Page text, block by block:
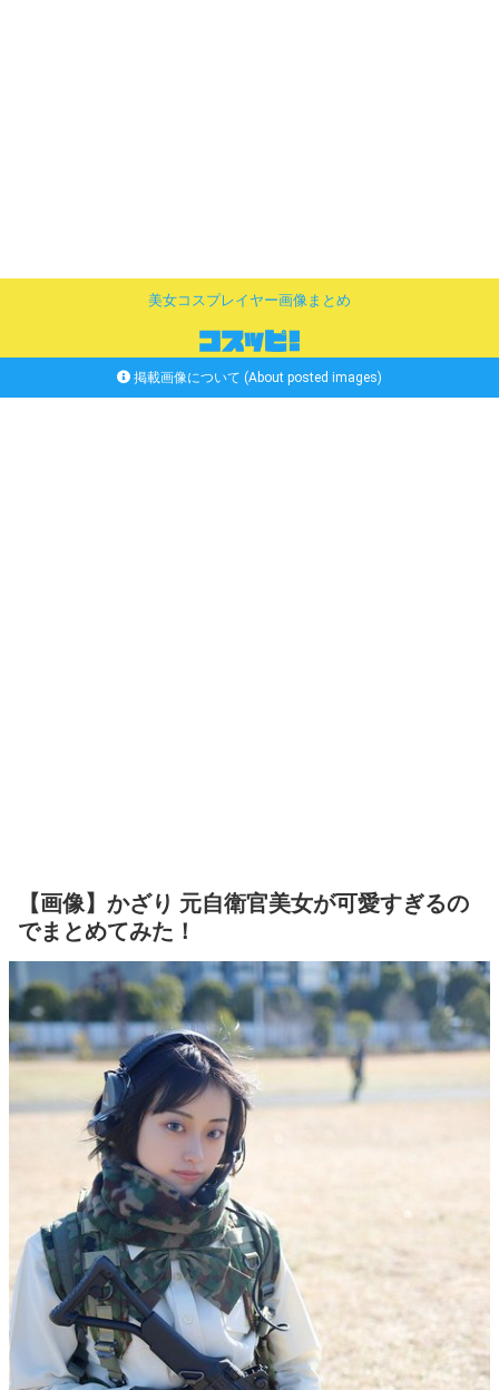
美女コスプレイヤー画像まとめ
掲載画像について (About posted images)
【画像】かざり 元自衛官美女が可愛すぎるの
でまとめてみた！